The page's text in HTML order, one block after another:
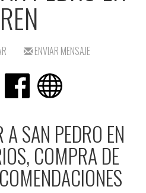
ENVIAR MENSAJE
SAN PEDRO EN
COMPRA DE